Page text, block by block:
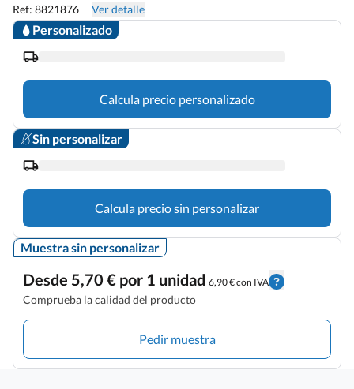
Ref: 8821876 Ver detalle
Personalizado
Calcula precio personalizado
Sin personalizar
Calcula precio sin personalizar
Muestra sin personalizar
Desde 5,70 € por 1 unidad 6,90 € con IVA
Comprueba la calidad del producto
Pedir muestra